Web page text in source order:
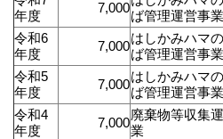
年度
7,000
ば管理運営事業
令和6
年度
7,000
はしかみハマ
ば管理運営事業
令和5
年度
7,000
はしかみハマ
ば管理運営事業
令和4
年度
7,000
廃棄物等収集
業